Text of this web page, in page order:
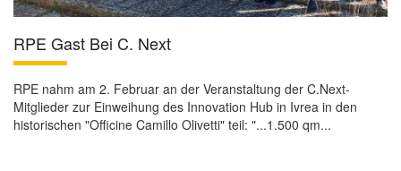
RPE Gast Bei C. Next
RPE nahm am 2. Februar an der Veranstaltung der C.Next-
Mitglieder zur Einweihung des Innovation Hub in Ivrea in den
historischen "Officine Camillo Olivetti" teil: "...1.500 qm...